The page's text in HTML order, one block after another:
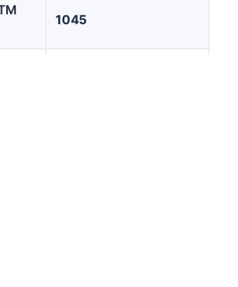
1045